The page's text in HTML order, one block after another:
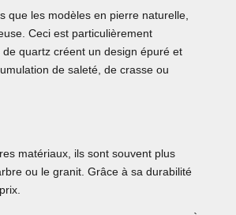
que les modèles en pierre naturelle,
Ceci est particulièrement
quartz créent un design épuré et
de saleté, de crasse ou
matériaux, ils sont souvent plus
ou le granit. Grâce à sa durabilité